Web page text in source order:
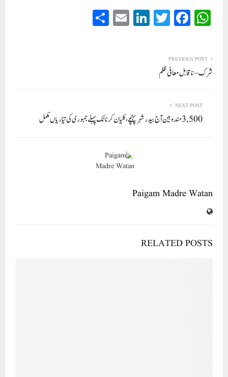
W
ha
A
pp
Fa
ce
ok
T
wi
Li
nk
E
m
PREVIOUS POST
شرک – ناقابل معافی ظلم
NEXT POST
3,500 مندوبین آج بیدر شہر پہنچے،کلیان کرناٹک پہلے جمبوری کی تیاریاں مکمل
Paigam Madre Watan
RELATED POSTS